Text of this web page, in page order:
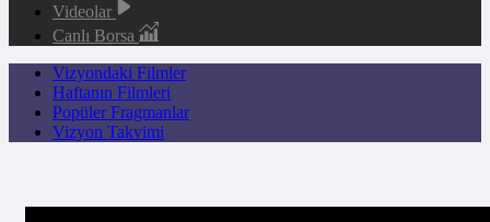
Videolar
Canlı Borsa
Vizyondaki Filmler
Haftanın Filmleri
Popüler Fragmanlar
Vizyon Takvimi